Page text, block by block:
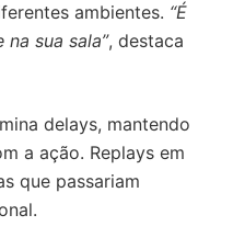
ambientes. “É
sua sala”, destaca
delays, mantendo
a ação. Replays em
que passariam